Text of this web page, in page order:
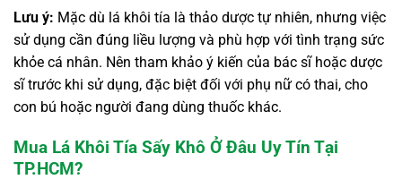
Lưu ý: Mặc dù lá khôi tía là thảo dược tự nhiên, nhưng việc
sử dụng cần đúng liều lượng và phù hợp với tình trạng sức
khỏe cá nhân. Nên tham khảo ý kiến của bác sĩ hoặc dược
sĩ trước khi sử dụng, đặc biệt đối với phụ nữ có thai, cho
con bú hoặc người đang dùng thuốc khác.
Mua Lá Khôi Tía Sấy Khô Ở Đâu Uy Tín Tại
TP.HCM?